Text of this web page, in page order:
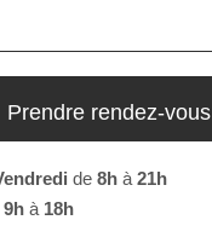
Prendre rendez-vous
de 8h à 21h
9h à 18h